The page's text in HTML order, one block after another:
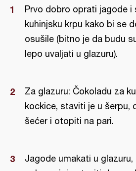
Prvo dobro oprati jagode
kuhinjsku krpu kako bi se
osušile (bitno je da budu
lepo uvaljati u glazuru).
Za glazuru: Čokoladu za
kockice, staviti je u šerpu,
šećer i otopiti na pari.
Jagode umakati u